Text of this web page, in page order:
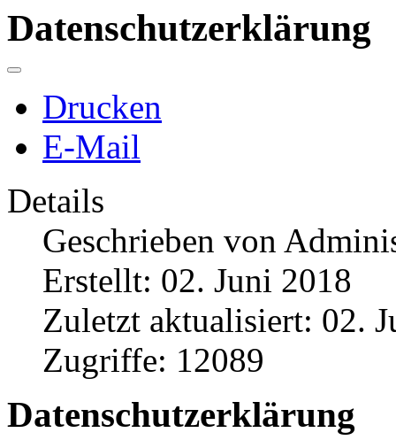
Datenschutzerklärung
Drucken
E-Mail
Details
Geschrieben von
Erstellt: 02. Juni 2018
Zuletzt aktualisiert: 02.
Zugriffe: 12089
Datenschutzerklärung